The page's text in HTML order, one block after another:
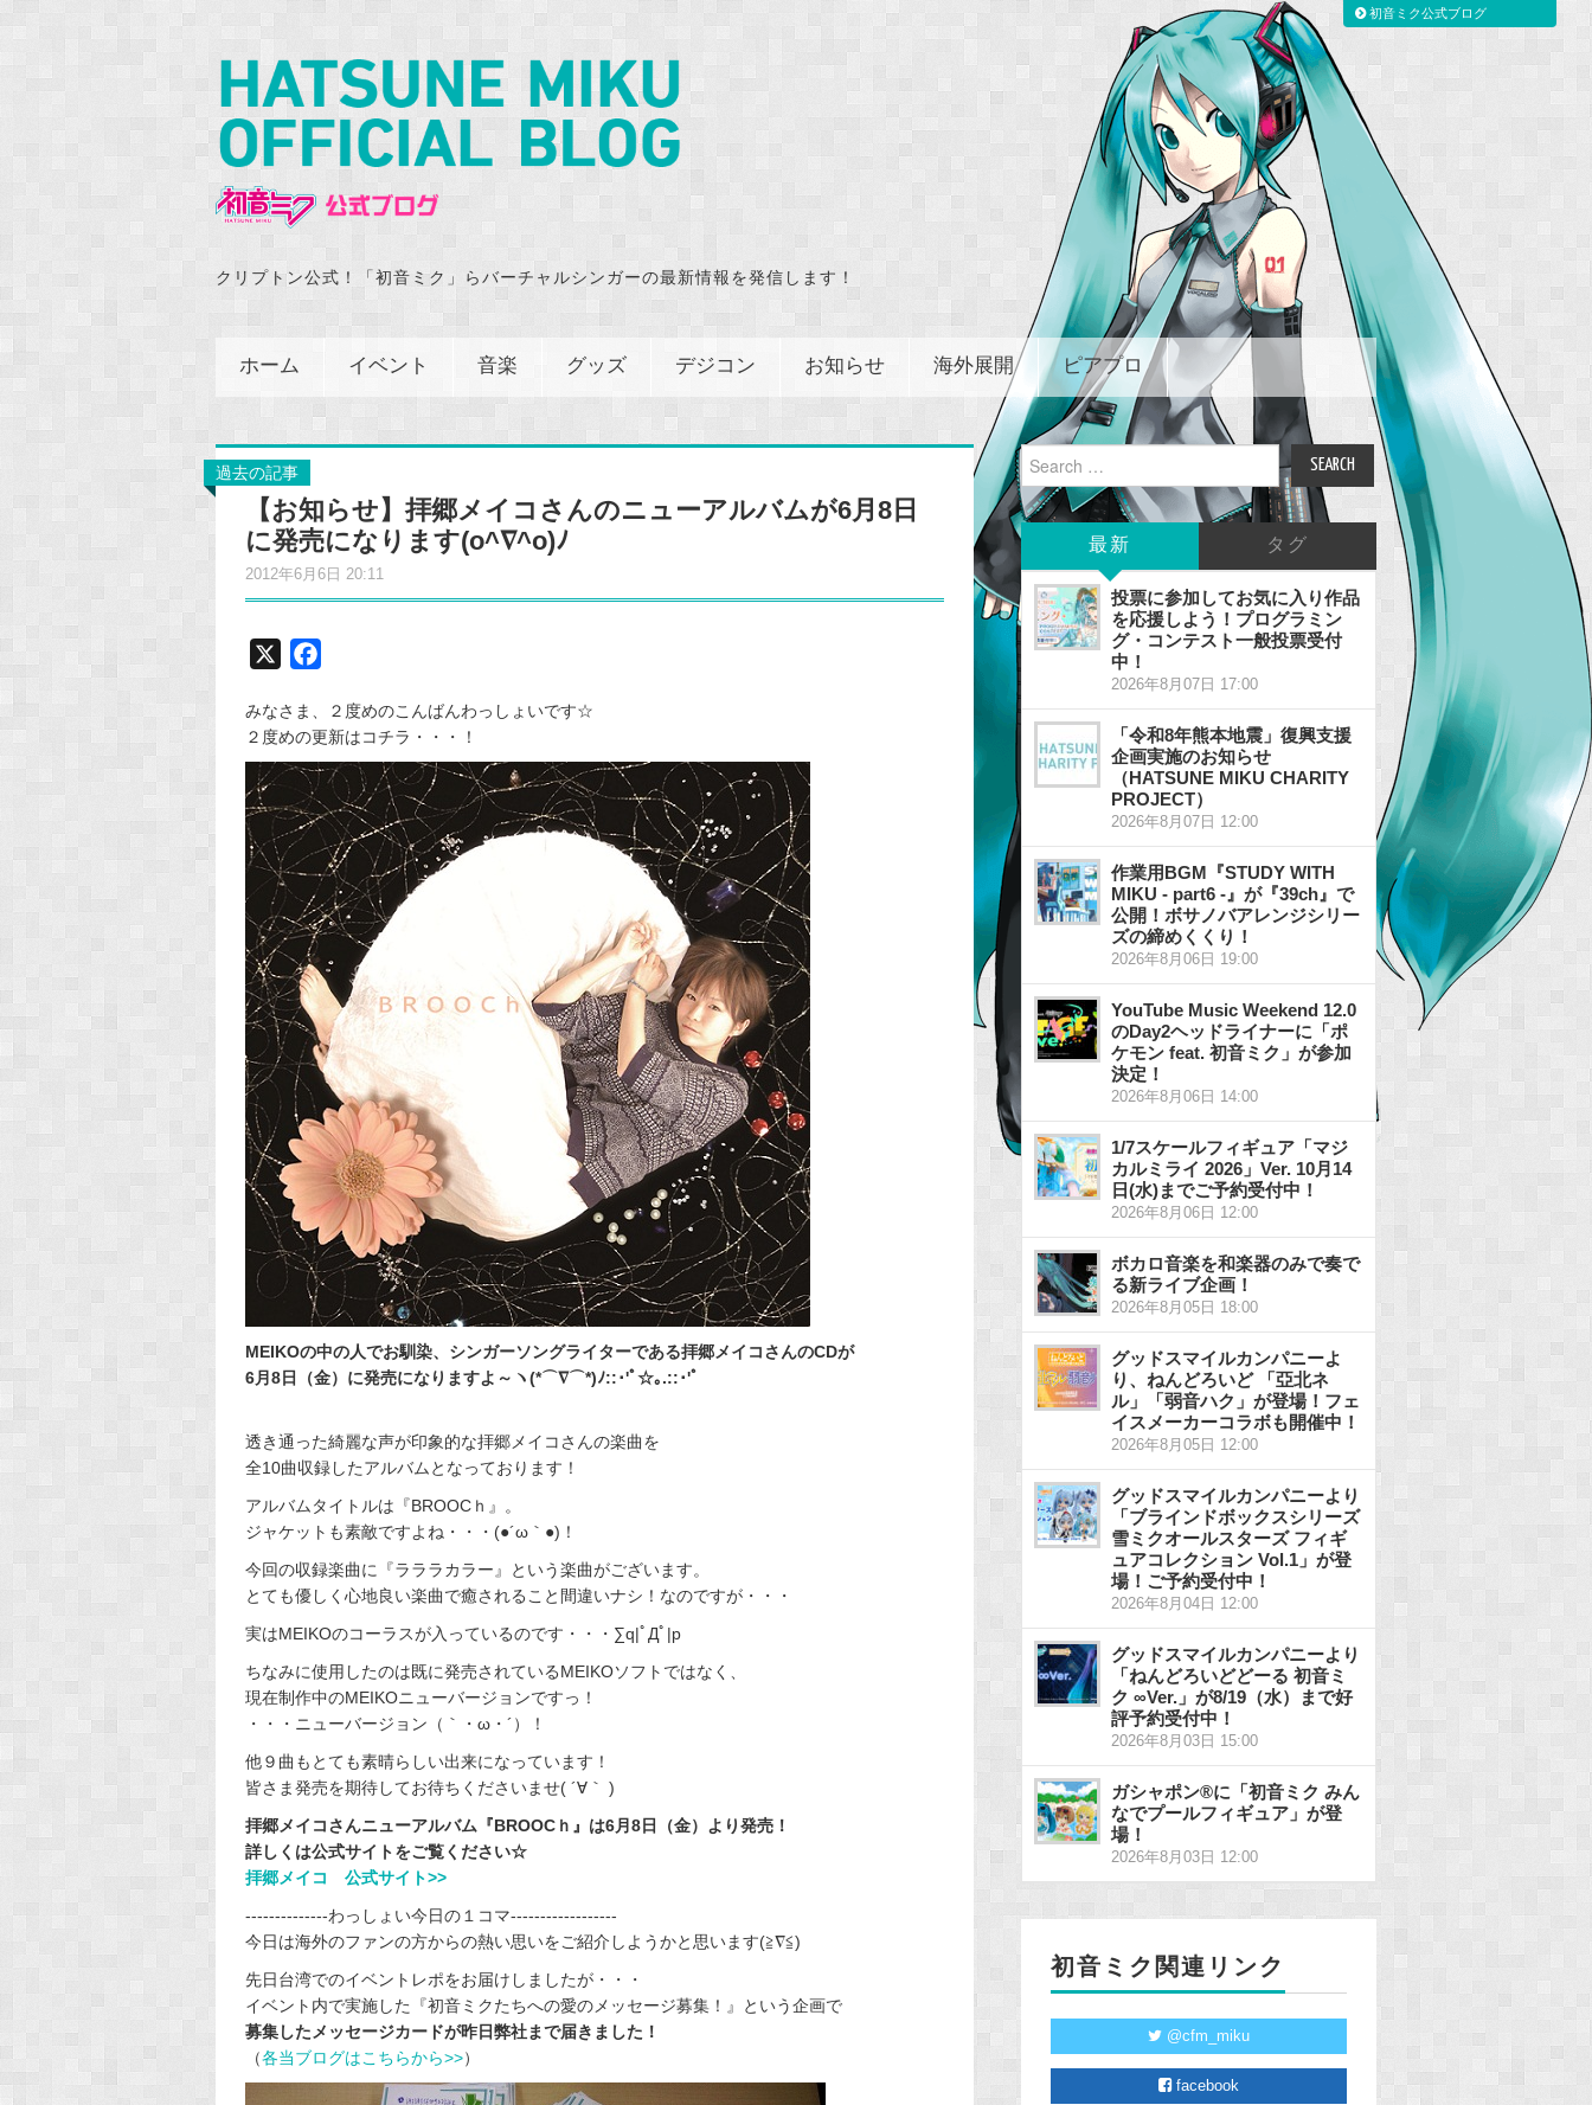
クリプトン公式！「初音ミク」らバーチャルシンガーの最新情報を発信します！
ホーム イベント 音楽 グッズ デジコン お知らせ 海外展開 ピアプロ
過去の記事
【お知らせ】拝郷メイコさんのニューアルバムが6月8日
に発売になります(o^∇^o)ﾉ
2012年6月6日 20:11
e
b
o
o
k
みなさま、２度めのこんばんわっしょいです☆
２度めの更新はコチラ・・・！
MEIKOの中の人でお馴染、シンガーソングライターである拝郷メイコさんのCDが
6月8日（金）に発売になりますよ～ヽ(*⌒∇⌒*)ﾉ::･'ﾟ☆｡.::･'ﾟ
透き通った綺麗な声が印象的な拝郷メイコさんの楽曲を
全10曲収録したアルバムとなっております！
アルバムタイトルは『BROOCｈ』。
ジャケットも素敵ですよね・・・(●´ω｀●)！
今回の収録楽曲に『ラララカラー』という楽曲がございます。
とても優しく心地良い楽曲で癒されること間違いナシ！なのですが・・・
実はMEIKOのコーラスが入っているのです・・・∑q|ﾟДﾟ|p
ちなみに使用したのは既に発売されているMEIKOソフトではなく、
現在制作中のMEIKOニューバージョンですっ！
・・・ニューバージョン（｀・ω・´）！
他９曲もとても素晴らしい出来になっています！
皆さま発売を期待してお待ちくださいませ( ´∀｀ )
拝郷メイコさんニューアルバム『BROOCｈ』は6月8日（金）より発売！
詳しくは公式サイトをご覧ください☆
拝郷メイコ 公式サイト>>
--------------わっしょい今日の１コマ------------------
今日は海外のファンの方からの熱い思いをご紹介しようかと思います(≧∇≦)
先日台湾でのイベントレポをお届けしましたが・・・
イベント内で実施した『初音ミクたちへの愛のメッセージ募集！』という企画で
募集したメッセージカードが昨日弊社まで届きました！
（各当ブログはこちらから>>）
Search
for:
最新 タグ
投票に参加してお気に入り作品
を応援しよう！プログラミン
グ・コンテスト一般投票受付
中！
2026年8月07日 17:00
「令和8年熊本地震」復興支援
企画実施のお知らせ
（HATSUNE MIKU CHARITY
PROJECT）
2026年8月07日 12:00
作業用BGM『STUDY WITH
MIKU - part6 -』が『39ch』で
公開！ボサノバアレンジシリー
ズの締めくくり！
2026年8月06日 19:00
YouTube Music Weekend 12.0
のDay2ヘッドライナーに「ポ
ケモン feat. 初音ミク」が参加
決定！
2026年8月06日 14:00
1/7スケールフィギュア「マジ
カルミライ 2026」Ver. 10月14
日(水)までご予約受付中！
2026年8月06日 12:00
ボカロ音楽を和楽器のみで奏で
る新ライブ企画！
2026年8月05日 18:00
グッドスマイルカンパニーよ
り、ねんどろいど 「亞北ネ
ル」「弱音ハク」が登場！フェ
イスメーカーコラボも開催中！
2026年8月05日 12:00
グッドスマイルカンパニーより
「ブラインドボックスシリーズ
雪ミクオールスターズ フィギ
ュアコレクション Vol.1」が登
場！ご予約受付中！
2026年8月04日 12:00
グッドスマイルカンパニーより
「ねんどろいどどーる 初音ミ
ク ∞Ver.」が8/19（水）まで好
評予約受付中！
2026年8月03日 15:00
ガシャポン®に「初音ミク みん
なでプールフィギュア」が登
場！
2026年8月03日 12:00
初音ミク関連リンク
@cfm_miku
facebook
初音ミク公式ブログ